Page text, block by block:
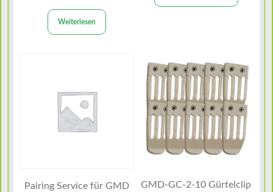
Weiterlesen
Pairing Service für GMD
GMD-GC-2-10 Gürtelclip